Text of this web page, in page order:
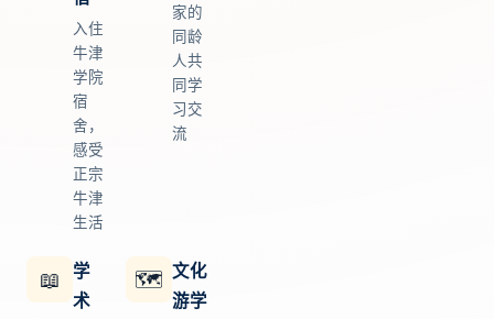
入住
牛津
学院
宿
舍，
感受
正宗
牛津
生活
家的
同龄
人共
同学
习交
流
📖
学
术
🗺️ 文化
游学